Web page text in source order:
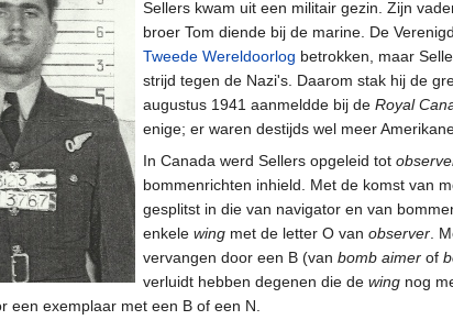
Sellers kwam uit een militair gezin. Zijn
broer Tom diende bij de marine. De
Tweede Wereldoorlog betrokken, maar
strijd tegen de Nazi's. Daarom stak hij de
augustus 1941 aanmeldde bij de Royal
enige; er waren destijds wel meer
In Canada werd Sellers opgeleid tot
bommenrichten inhield. Met de komst van
gesplitst in die van navigator en van
enkele wing met de letter O van observer.
vervangen door een B (van bomb aimer of
verluidt hebben degenen die de wing nog
een exemplaar met een B of een N.